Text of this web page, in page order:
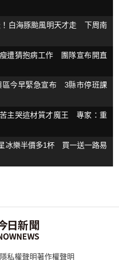
白海豚颱風明天才走 下周南
遭猜抱病工作 團隊宣布開直
區今早緊急宣布 3縣市停班課
主哭這材質才魔王 專家：重
冰樂半價多1杯 買一送一路易
隱私權聲明著作權聲明